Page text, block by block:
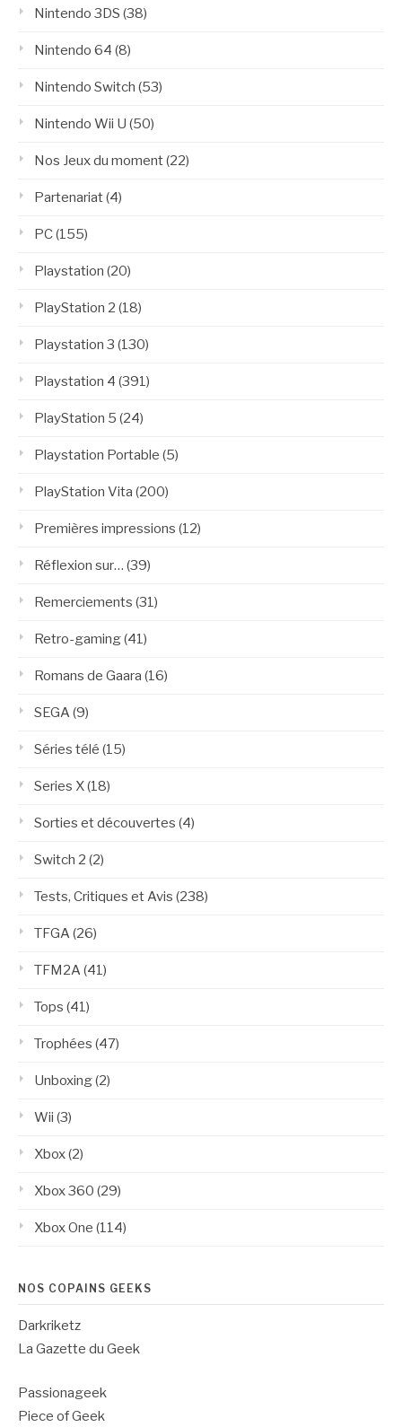
Nintendo 3DS (38)
Nintendo 64 (8)
Nintendo Switch (53)
Nintendo Wii U (50)
Nos Jeux du moment(22)
Partenariat(4)
PC(155)
Playstation (20)
PlayStation 2 (18)
Playstation 3 (130)
Playstation 4 (391)
PlayStation 5 (24)
Playstation Portable (5)
PlayStation Vita (200)
Premières impressions (12)
Réflexion sur… (39)
Remerciements (31)
Retro-gaming(41)
Romans de Gaara (16)
SEGA(9)
Séries télé (15)
Series X(18)
Sorties et découvertes (4)
Switch 2 (2)
Tests, Critiques et Avis (238)
TFGA(26)
TFM2A(41)
Tops (41)
Trophées (47)
Unboxing(2)
Wii (3)
Xbox(2)
Xbox 360 (29)
Xbox One (114)
NOS COPAINS GEEKS
Darkriketz
La Gazette du Geek
Passionageek
Piece of Geek